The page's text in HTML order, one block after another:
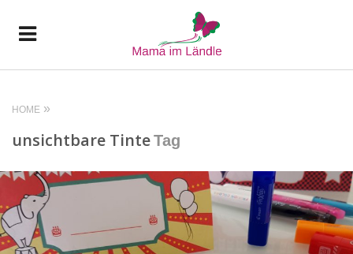
HOME
unsichtbare TinteTag